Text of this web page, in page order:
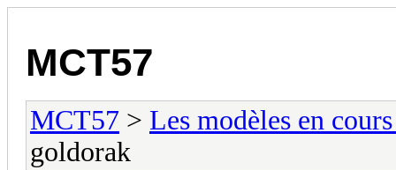
MCT57
MCT57 > Les modèles en
goldorak